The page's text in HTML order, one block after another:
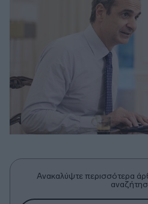
Ανακαλύψτε περισσότερα